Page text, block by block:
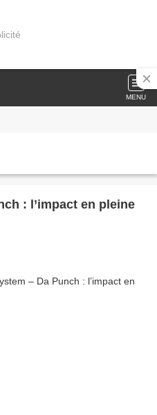
MENU
: l’impact en pleine